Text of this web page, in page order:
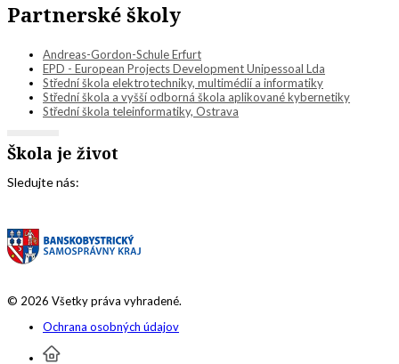
Partnerské školy
Andreas-Gordon-Schule Erfurt
EPD - European Projects Development Unipessoal Lda
Střední škola elektrotechniky, multimédií a informatiky
Střední škola a vyšší odborná škola aplikované kybernetiky
Střední škola teleinformatiky, Ostrava
Škola je život
Sledujte nás:
© 2026 Všetky práva vyhradené.
Ochrana osobných údajov